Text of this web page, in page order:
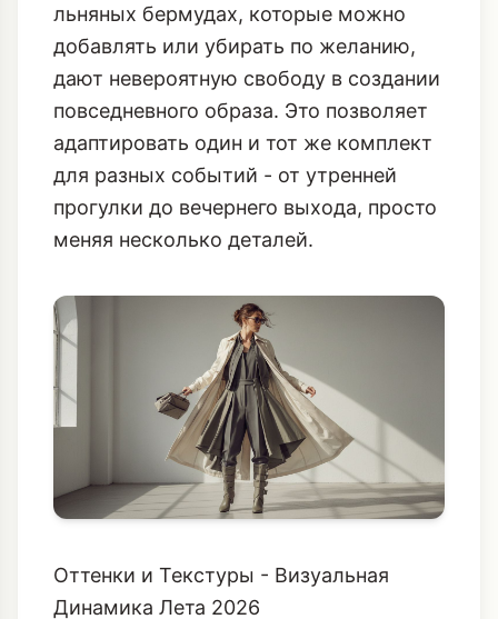
льняных бермудах, которые можно
добавлять или убирать по желанию,
дают невероятную свободу в создании
повседневного образа. Это позволяет
адаптировать один и тот же комплект
для разных событий - от утренней
прогулки до вечернего выхода, просто
меняя несколько деталей.
Оттенки и Текстуры - Визуальная
Динамика Лета 2026